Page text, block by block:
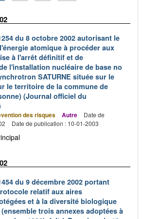
du 8 octobre 2002 autorisant le
atomique à procéder aux
à l'arrêt définitif et de
l'installation nucléaire de base no
SATURNE située sur le
le territoire de la commune de
(Journal officiel du
des risques Autre
Date de
Date de publication : 10-01-2003
du 9 décembre 2002 portant
relatif aux aires
et à la diversité biologique
trois annexes adoptées à